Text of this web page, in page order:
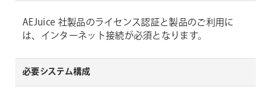
AEJuice 社製品のライセンス認証と製品のご利用に
は、インターネット接続が必須となります。
必要システム構成